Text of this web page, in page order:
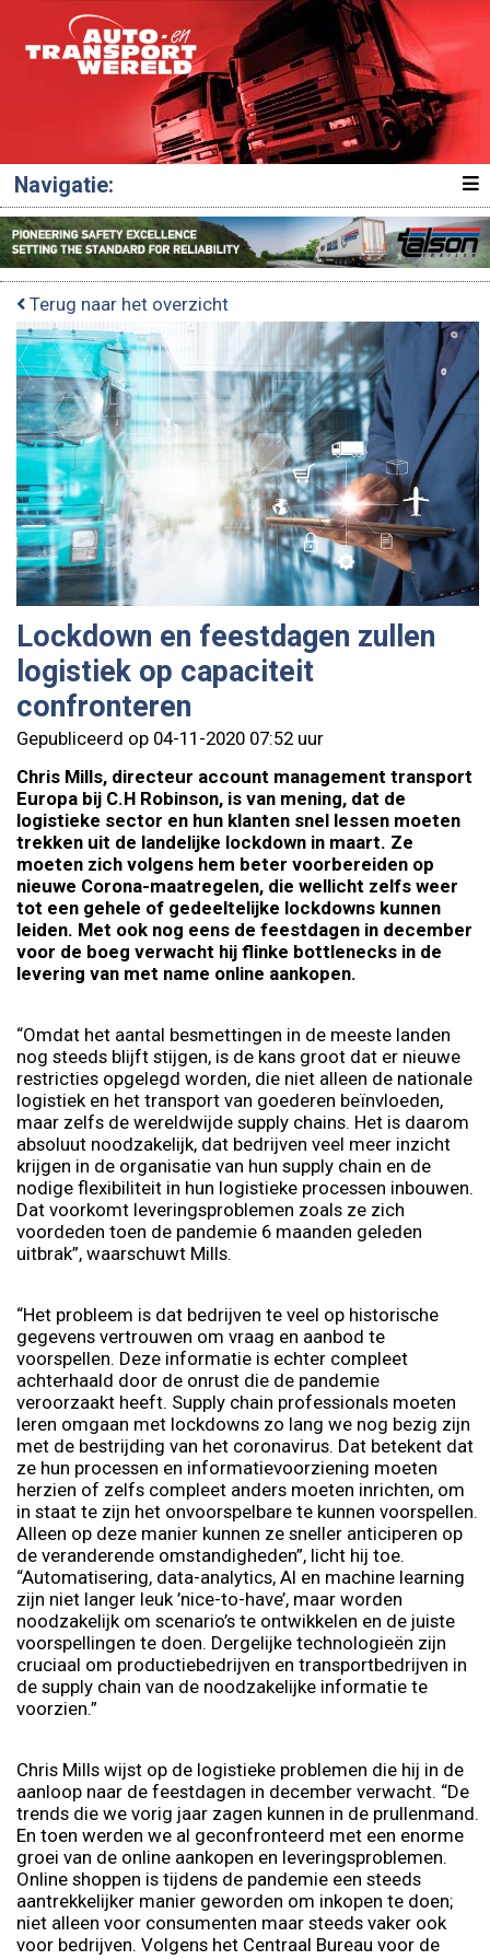
Navigatie:
Terug naar het overzicht
Lockdown en feestdagen zullen
logistiek op capaciteit
confronteren
Gepubliceerd op 04-11-2020 07:52 uur
Chris Mills, directeur account management transport
Europa bij C.H Robinson, is van mening, dat de
logistieke sector en hun klanten snel lessen moeten
trekken uit de landelijke lockdown in maart. Ze
moeten zich volgens hem beter voorbereiden op
nieuwe Corona-maatregelen, die wellicht zelfs weer
tot een gehele of gedeeltelijke lockdowns kunnen
leiden. Met ook nog eens de feestdagen in december
voor de boeg verwacht hij flinke bottlenecks in de
levering van met name online aankopen.
“Omdat het aantal besmettingen in de meeste landen
nog steeds blijft stijgen, is de kans groot dat er nieuwe
restricties opgelegd worden, die niet alleen de nationale
logistiek en het transport van goederen beïnvloeden,
maar zelfs de wereldwijde supply chains. Het is daarom
absoluut noodzakelijk, dat bedrijven veel meer inzicht
krijgen in de organisatie van hun supply chain en de
nodige flexibiliteit in hun logistieke processen inbouwen.
Dat voorkomt leveringsproblemen zoals ze zich
voordeden toen de pandemie 6 maanden geleden
uitbrak”, waarschuwt Mills.
“Het probleem is dat bedrijven te veel op historische
gegevens vertrouwen om vraag en aanbod te
voorspellen. Deze informatie is echter compleet
achterhaald door de onrust die de pandemie
veroorzaakt heeft. Supply chain professionals moeten
leren omgaan met lockdowns zo lang we nog bezig zijn
met de bestrijding van het coronavirus. Dat betekent dat
ze hun processen en informatievoorziening moeten
herzien of zelfs compleet anders moeten inrichten, om
in staat te zijn het onvoorspelbare te kunnen voorspellen.
Alleen op deze manier kunnen ze sneller anticiperen op
de veranderende omstandigheden”, licht hij toe.
“Automatisering, data-analytics, AI en machine learning
zijn niet langer leuk ’nice-to-have’, maar worden
noodzakelijk om scenario’s te ontwikkelen en de juiste
voorspellingen te doen. Dergelijke technologieën zijn
cruciaal om productiebedrijven en transportbedrijven in
de supply chain van de noodzakelijke informatie te
voorzien.”
Chris Mills wijst op de logistieke problemen die hij in de
aanloop naar de feestdagen in december verwacht. “De
trends die we vorig jaar zagen kunnen in de prullenmand.
En toen werden we al geconfronteerd met een enorme
groei van de online aankopen en leveringsproblemen.
Online shoppen is tijdens de pandemie een steeds
aantrekkelijker manier geworden om inkopen te doen;
niet alleen voor consumenten maar steeds vaker ook
voor bedrijven. Volgens het Centraal Bureau voor de